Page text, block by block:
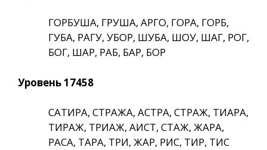
ГОРБУША, ГРУША, АРГО, ГОРА, ГОРБ,
ГУБА, РАГУ, УБОР, ШУБА, ШОУ, ШАГ, РОГ,
БОГ, ШАР, РАБ, БАР, БОР
Уровень 17458
САТИРА, СТРАЖА, АСТРА, СТРАЖ, ТИАРА,
ТИРАЖ, ТРИАЖ, АИСТ, СТАЖ, ЖАРА,
РАСА, ТАРА, ТРИ, ЖАР, РИС, ТИР, ТИС